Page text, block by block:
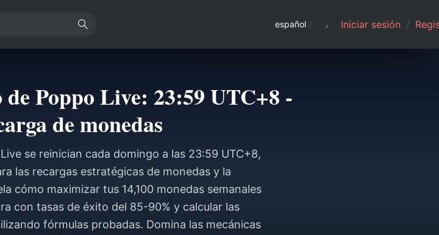
español / Iniciar sesión /
Poppo Live: 23:59 UTC+8 -
de monedas
se reinician cada domingo a las 23:59 UTC+8,
las recargas estratégicas de monedas y la
cómo maximizar tus 14,100 monedas semanales
con tasas de éxito del 85-90% y calcular las
fórmulas probadas. Domina las mecánicas